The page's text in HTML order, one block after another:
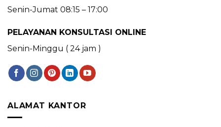
Senin-Jumat 08:15 – 17:00
PELAYANAN KONSULTASI ONLINE
Senin-Minggu ( 24 jam )
ALAMAT KANTOR